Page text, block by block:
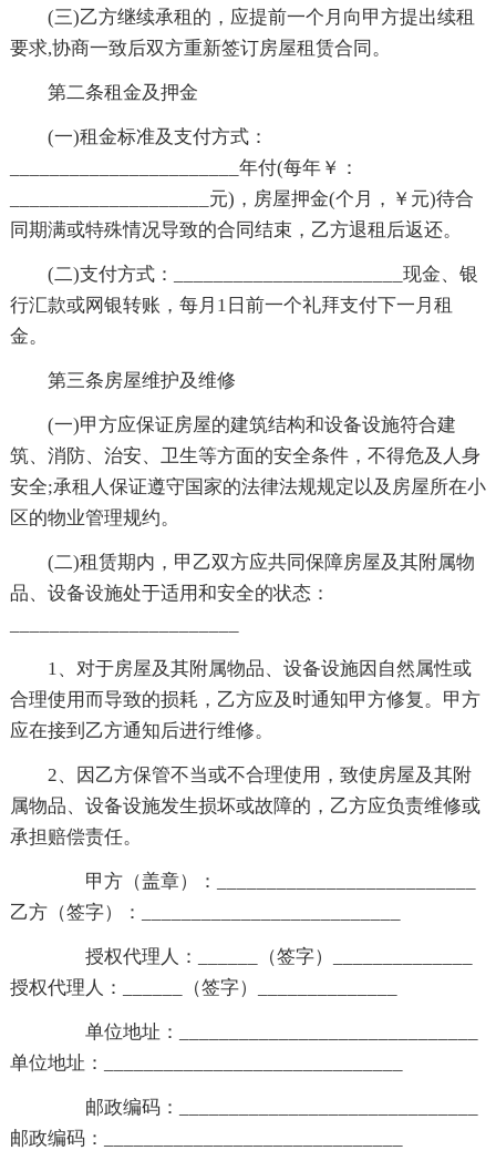
(三)乙方继续承租的，应提前一个月向甲方提出续租
要求,协商一致后双方重新签订房屋租赁合同。
第二条租金及押金
(一)租金标准及支付方式：
_______________________年付(每年￥：
____________________元)，房屋押金(个月，￥元)待合
同期满或特殊情况导致的合同结束，乙方退租后返还。
(二)支付方式：_______________________现金、银
行汇款或网银转账，每月1日前一个礼拜支付下一月租
金。
第三条房屋维护及维修
(一)甲方应保证房屋的建筑结构和设备设施符合建
筑、消防、治安、卫生等方面的安全条件，不得危及人身
安全;承租人保证遵守国家的法律法规规定以及房屋所在小
区的物业管理规约。
(二)租赁期内，甲乙双方应共同保障房屋及其附属物
品、设备设施处于适用和安全的状态：
1、对于房屋及其附属物品、设备设施因自然属性或
合理使用而导致的损耗，乙方应及时通知甲方修复。甲方
应在接到乙方通知后进行维修。
2、因乙方保管不当或不合理使用，致使房屋及其附
属物品、设备设施发生损坏或故障的，乙方应负责维修或
承担赔偿责任。
甲方（盖章）：__________________________
乙方（签字）：__________________________
授权代理人：______（签字）______________
授权代理人：______（签字）______________
单位地址：______________________________
单位地址：______________________________
邮政编码：______________________________
邮政编码：______________________________